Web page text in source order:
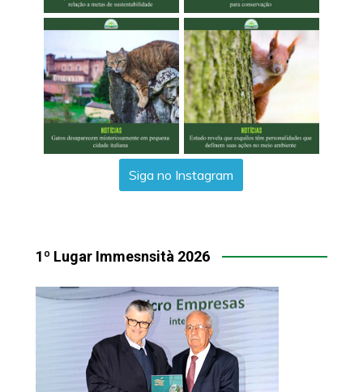
Siga no Instagram
1º Lugar Immesnsità 2026